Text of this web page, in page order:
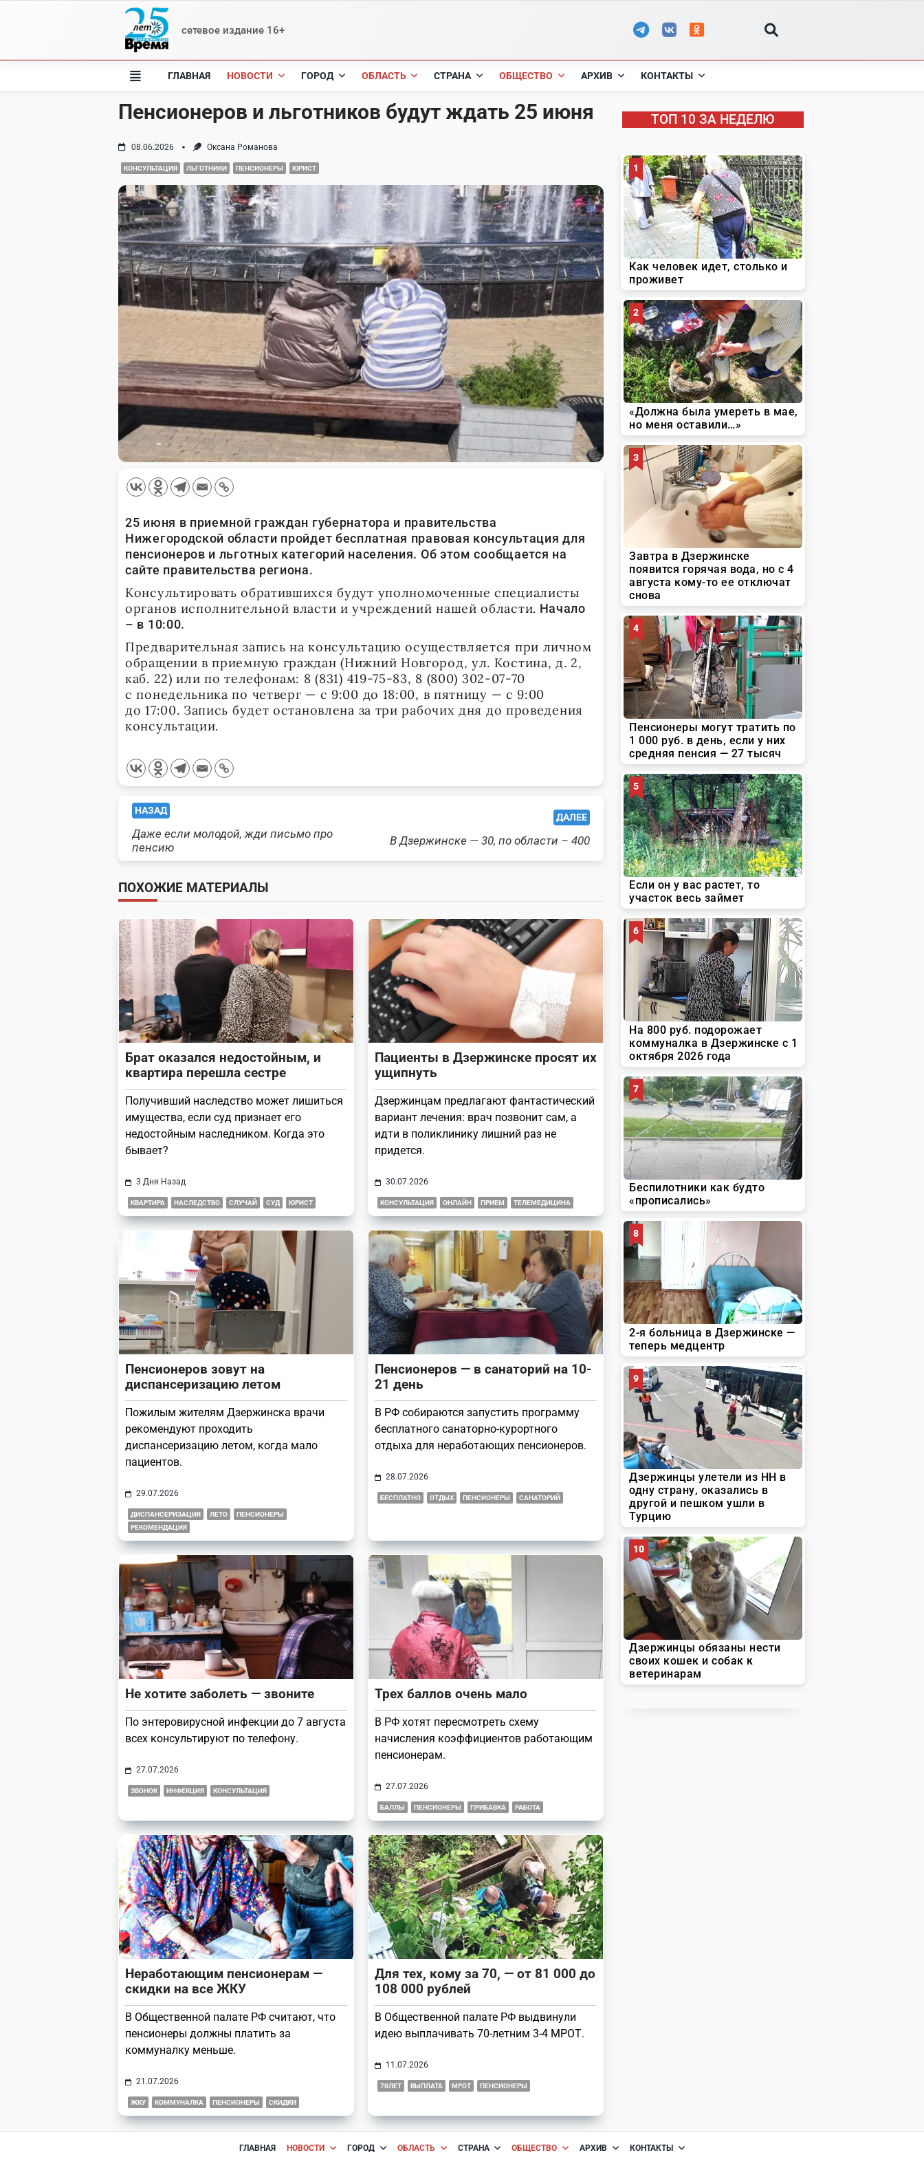
сетевое издание 16+
ГЛАВНАЯ НОВОСТИ ГОРОД ОБЛАСТЬ СТРАНА ОБЩЕСТВО АРХИВ КОНТАКТЫ
Пенсионеров и льготников будут ждать 25 июня
08.06.2026 Оксана Романова
КОНСУЛЬТАЦИЯ ЛЬГОТНИКИ ПЕНСИОНЕРЫ ЮРИСТ
25 июня в приемной граждан губернатора и правительства
Нижегородской области пройдет бесплатная правовая консультация для
пенсионеров и льготных категорий населения. Об этом сообщается на
сайте правительства региона.
Консультировать обратившихся будут уполномоченные специалисты
органов исполнительной власти и учреждений нашей области. Начало
– в 10:00.
Предварительная запись на консультацию осуществляется при личном
обращении в приемную граждан (Нижний Новгород, ул. Костина, д. 2,
каб. 22) или по телефонам: 8 (831) 419-75-83, 8 (800) 302-07-70
с понедельника по четверг — с 9:00 до 18:00, в пятницу — с 9:00
до 17:00. Запись будет остановлена за три рабочих дня до проведения
консультации.
<span
class="nav-
screen-
reader-
text">Page</span>
НАЗАД
Даже если молодой, жди письмо про
пенсию
ДАЛЕЕ
В Дзержинске — 30, по области – 400
ПОХОЖИЕ МАТЕРИАЛЫ
Брат оказался недостойным, и
квартира перешла сестре
Получивший наследство может лишиться
имущества, если суд признает его
недостойным наследником. Когда это
бывает?
3 Дня Назад
КВАРТИРА НАСЛЕДСТВО СЛУЧАЙ СУД ЮРИСТ
Пациенты в Дзержинске просят их
ущипнуть
Дзержинцам предлагают фантастический
вариант лечения: врач позвонит сам, а
идти в поликлинику лишний раз не
придется.
30.07.2026
КОНСУЛЬТАЦИЯ ОНЛАЙН ПРИЕМ ТЕЛЕМЕДИЦИНА
Пенсионеров зовут на
диспансеризацию летом
Пожилым жителям Дзержинска врачи
рекомендуют проходить
диспансеризацию летом, когда мало
пациентов.
29.07.2026
ДИСПАНСЕРИЗАЦИЯ ЛЕТО
ПЕНСИОНЕРЫ
РЕКОМЕНДАЦИЯ
Пенсионеров — в санаторий на 10-
21 день
В РФ собираются запустить программу
бесплатного санаторно-курортного
отдыха для неработающих пенсионеров.
28.07.2026
БЕСПЛАТНО ОТДЫХ ПЕНСИОНЕРЫ САНАТОРИЙ
Не хотите заболеть — звоните
По энтеровирусной инфекции до 7 августа
всех консультируют по телефону.
27.07.2026
ЗВОНОК ИНФЕКЦИЯ КОНСУЛЬТАЦИЯ
Трех баллов очень мало
В РФ хотят пересмотреть схему
начисления коэффициентов работающим
пенсионерам.
27.07.2026
БАЛЛЫ ПЕНСИОНЕРЫ ПРИБАВКА РАБОТА
Неработающим пенсионерам —
скидки на все ЖКУ
В Общественной палате РФ считают, что
пенсионеры должны платить за
коммуналку меньше.
21.07.2026
ЖКУ КОММУНАЛКА ПЕНСИОНЕРЫ СКИДКИ
Для тех, кому за 70, — от 81 000 до
108 000 рублей
В Общественной палате РФ выдвинули
идею выплачивать 70-летним 3-4 МРОТ.
11.07.2026
70ЛЕТ ВЫПЛАТА МРОТ ПЕНСИОНЕРЫ
ТОП 10 ЗА НЕДЕЛЮ
ГЛАВНАЯ НОВОСТИ ГОРОД ОБЛАСТЬ СТРАНА ОБЩЕСТВО АРХИВ КОНТАКТЫ